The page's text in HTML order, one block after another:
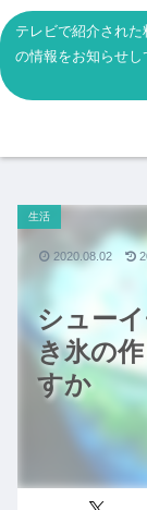
テレビで紹介され
の情報をお知らせ
シュー
き氷の
すか
生活
2020.08.02